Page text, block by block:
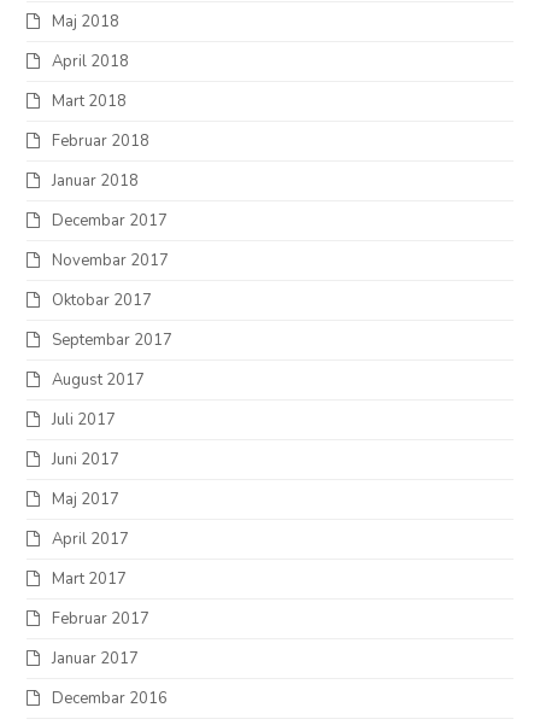
Maj 2018
April 2018
Mart 2018
Februar 2018
Januar 2018
Decembar 2017
Novembar 2017
Oktobar 2017
Septembar 2017
August 2017
Juli 2017
Juni 2017
Maj 2017
April 2017
Mart 2017
Februar 2017
Januar 2017
Decembar 2016